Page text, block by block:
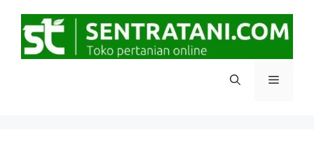
Menu